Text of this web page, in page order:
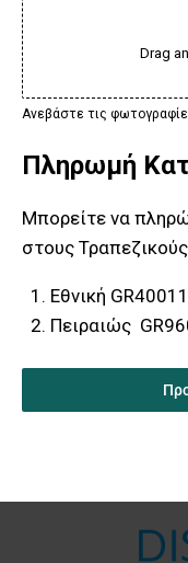
Drag
Ανεβάστε τις
Πληρωμή
Μπορείτε να
στους
Εθνική
Πειραιώς